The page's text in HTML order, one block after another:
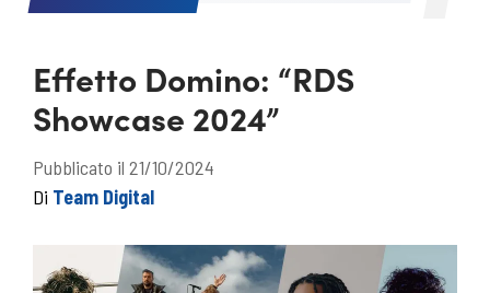
Effetto Domino: “RDS
Showcase 2024”
Pubblicato il 21/10/2024
Di Team Digital